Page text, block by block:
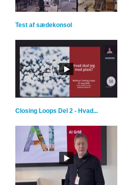
Test af sædekonsol
Closing Loops Del 2 - Hvad...